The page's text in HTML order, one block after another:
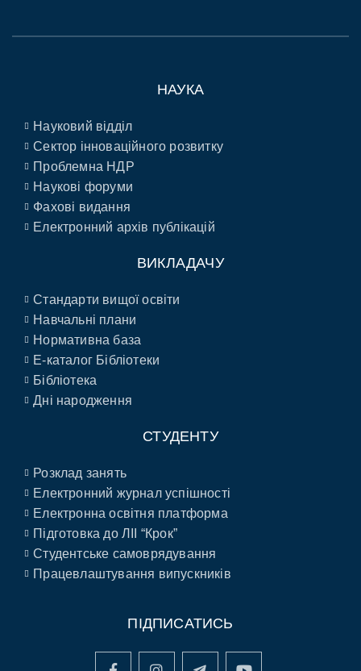
НАУКА
Науковий відділ
Сектор інноваційного розвитку
Проблемна НДР
Наукові форуми
Фахові видання
Електронний архів публікацій
ВИКЛАДАЧУ
Стандарти вищої освіти
Навчальні плани
Нормативна база
E-каталог Бібліотеки
Бібліотека
Дні народження
СТУДЕНТУ
Розклад занять
Електронний журнал успішності
Електронна освітня платформа
Підготовка до ЛІІ “Крок”
Студентське самоврядування
Працевлаштування випускників
ПІДПИСАТИСЬ